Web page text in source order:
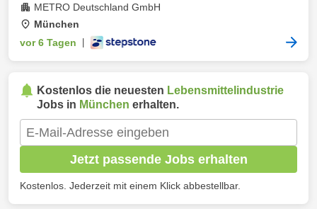
METRO Deutschland GmbH
München
vor 6 Tagen
Kostenlos die neuesten Lebensmittelindustrie
Jobs in München erhalten.
Jetzt passende Jobs erhalten
Kostenlos. Jederzeit mit einem Klick abbestellbar.